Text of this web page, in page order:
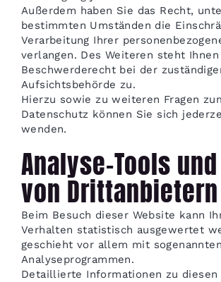
Außerdem haben Sie das Recht,
bestimmten Umständen die
Verarbeitung Ihrer
verlangen. Des Weiteren steht Ihnen
Beschwerderecht bei der
Aufsichtsbehörde zu.
Hierzu sowie zu weiteren Fragen
Datenschutz können Sie sich
wenden.
Analyse-Tools
von Drittanbietern
Beim Besuch dieser Website kann
Verhalten statistisch ausgewertet
geschieht vor allem mit sogenannten
Analyseprogrammen.
Detaillierte Informationen zu diesen